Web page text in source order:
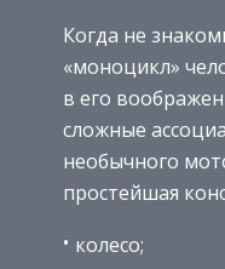
Когда не
«моноцикл»
в его
сложные
необычного
простейшая
колесо;